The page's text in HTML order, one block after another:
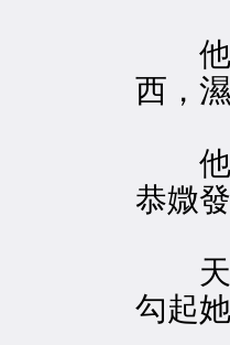
他感
西，
他要
恭媺
天啊
勾起